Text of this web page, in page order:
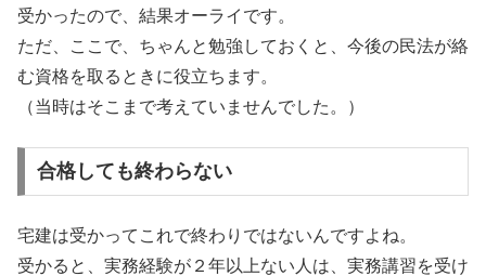
受かったので、結果オーライです。
ただ、ここで、ちゃんと勉強しておくと、今後の民法が絡
む資格を取るときに役立ちます。
（当時はそこまで考えていませんでした。）
合格しても終わらない
宅建は受かってこれで終わりではないんですよね。
受かると、実務経験が２年以上ない人は、実務講習を受け